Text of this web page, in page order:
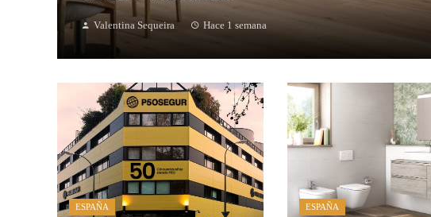
Valentina Sequeira Hace 1 semana
ESPAÑA ESPAÑA